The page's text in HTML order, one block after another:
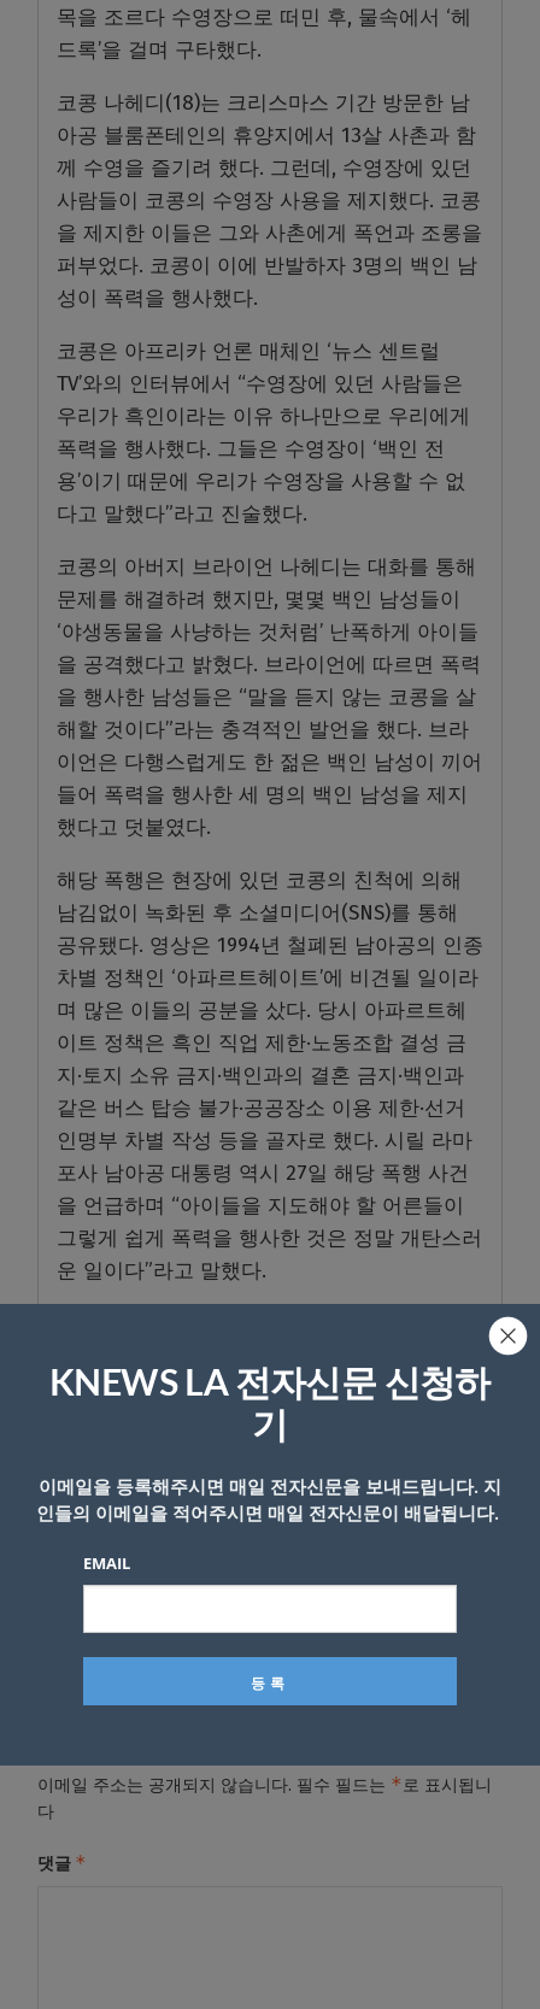
목을 조르다 수영장으로 떠민 후, 물속에서 ‘헤
드록’을 걸며 구타했다.
코콩 나헤디(18)는 크리스마스 기간 방문한 남
아공 블룸폰테인의 휴양지에서 13살 사촌과 함
께 수영을 즐기려 했다. 그런데, 수영장에 있던
사람들이 코콩의 수영장 사용을 제지했다. 코콩
을 제지한 이들은 그와 사촌에게 폭언과 조롱을
퍼부었다. 코콩이 이에 반발하자 3명의 백인 남
성이 폭력을 행사했다.
코콩은 아프리카 언론 매체인 ‘뉴스 센트럴
TV’와의 인터뷰에서 “수영장에 있던 사람들은
우리가 흑인이라는 이유 하나만으로 우리에게
폭력을 행사했다. 그들은 수영장이 ‘백인 전
용’이기 때문에 우리가 수영장을 사용할 수 없
다고 말했다”라고 진술했다.
코콩의 아버지 브라이언 나헤디는 대화를 통해
문제를 해결하려 했지만, 몇몇 백인 남성들이
‘야생동물을 사냥하는 것처럼’ 난폭하게 아이들
을 공격했다고 밝혔다. 브라이언에 따르면 폭력
을 행사한 남성들은 “말을 듣지 않는 코콩을 살
해할 것이다”라는 충격적인 발언을 했다. 브라
이언은 다행스럽게도 한 젊은 백인 남성이 끼어
들어 폭력을 행사한 세 명의 백인 남성을 제지
했다고 덧붙였다.
해당 폭행은 현장에 있던 코콩의 친척에 의해
남김없이 녹화된 후 소셜미디어(SNS)를 통해
공유됐다. 영상은 1994년 철폐된 남아공의 인종
차별 정책인 ‘아파르트헤이트’에 비견될 일이라
며 많은 이들의 공분을 샀다. 당시 아파르트헤
이트 정책은 흑인 직업 제한·노동조합 결성 금
지·토지 소유 금지·백인과의 결혼 금지·백인과
같은 버스 탑승 불가·공공장소 이용 제한·선거
인명부 차별 작성 등을 골자로 했다. 시릴 라마
포사 남아공 대통령 역시 27일 해당 폭행 사건
을 언급하며 “아이들을 지도해야 할 어른들이
그렇게 쉽게 폭력을 행사한 것은 정말 개탄스러
운 일이다”라고 말했다.
며, 2만 랜드(약 150만원)의 보석금을 내고 풀려
났다. 코버스의 다음 공판은 1월 25일로 예정되
이메일 주소는 공개되지 않습니다. 필수 필드는 *로 표시됩니
다
댓글 *
KNEWS LA 전자신문 신청하
기
이메일을 등록해주시면 매일 전자신문을 보내드립니다. 지
인들의 이메일을 적어주시면 매일 전자신문이 배달됩니다.
EMAIL